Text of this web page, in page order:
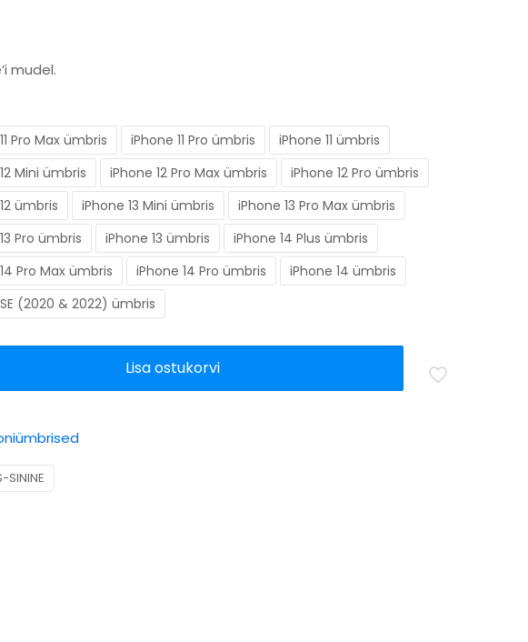
mudel.
Pro Max ümbris iPhone 11 Pro ümbris
iPhone 11 ümbris
Mini ümbris
iPhone 12 Pro Max ümbris
iPhone 12 Pro ümbris
ümbris
iPhone 13 Mini ümbris
iPhone 13 Pro Max ümbris
Pro ümbris
iPhone 13 ümbris
iPhone 14 Plus ümbris
Pro Max ümbris
iPhone 14 Pro ümbris
iPhone 14 ümbris
(2020 & 2022) ümbris
Lisa ostukorvi
SININE